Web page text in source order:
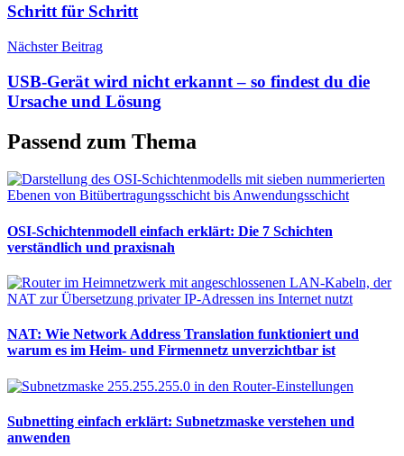
Schritt für Schritt
Nächster Beitrag
USB-Gerät wird nicht erkannt – so findest du die
Ursache und Lösung
Passend zum Thema
OSI-Schichtenmodell einfach erklärt: Die 7 Schichten
verständlich und praxisnah
NAT: Wie Network Address Translation funktioniert und
warum es im Heim- und Firmennetz unverzichtbar ist
Subnetting einfach erklärt: Subnetzmaske verstehen und
anwenden